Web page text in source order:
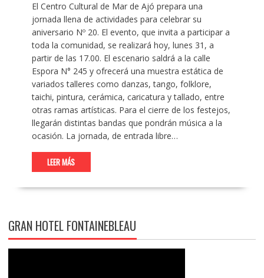
El Centro Cultural de Mar de Ajó prepara una
jornada llena de actividades para celebrar su
aniversario Nº 20. El evento, que invita a participar a
toda la comunidad, se realizará hoy, lunes 31, a
partir de las 17.00. El escenario saldrá a la calle
Espora N° 245 y ofrecerá una muestra estática de
variados talleres como danzas, tango, folklore,
taichi, pintura, cerámica, caricatura y tallado, entre
otras ramas artísticas. Para el cierre de los festejos,
llegarán distintas bandas que pondrán música a la
ocasión. La jornada, de entrada libre…
LEER MÁS
GRAN HOTEL FONTAINEBLEAU